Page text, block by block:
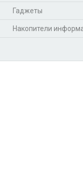
Гаджеты
Накопители